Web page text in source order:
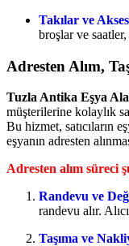
Takılar ve
broşlar ve
Adresten Alım,
Tuzla Antika Eşya
müşterilerine kolaylık
Bu hizmet, satıcıların
eşyanın adresten
Adresten alım süreci
Randevu ve
randevu alır.
Taşıma ve